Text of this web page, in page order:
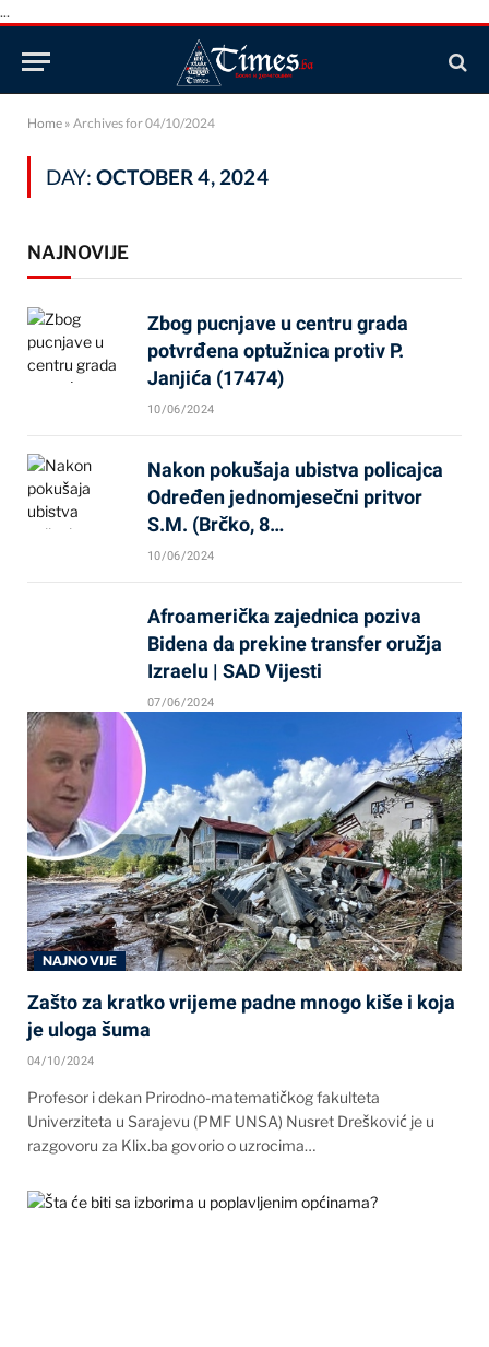
...
Home » Archives for 04/10/2024
DAY: OCTOBER 4, 2024
NAJNOVIJE
Zbog pucnjave u centru grada
potvrđena optužnica protiv P.
Janjića (17474)
10/06/2024
Nakon pokušaja ubistva policajca
Određen jednomjesečni pritvor
S.M. (Brčko, 8…
10/06/2024
Afroamerička zajednica poziva
Bidena da prekine transfer oružja
Izraelu | SAD Vijesti
07/06/2024
NAJNOVIJE
Zašto za kratko vrijeme padne mnogo kiše i koja
je uloga šuma
04/10/2024
Profesor i dekan Prirodno-matematičkog fakulteta
Univerziteta u Sarajevu (PMF UNSA) Nusret Drešković je u
razgovoru za Klix.ba govorio o uzrocima…